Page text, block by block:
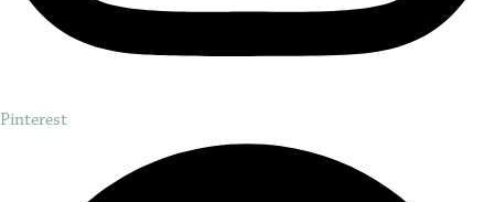
Pinterest